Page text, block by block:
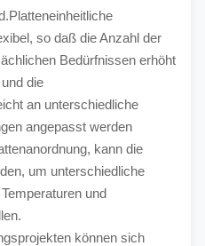
so daß die Anzahl der
Bedürfnissen erhöht
die
an unterschiedliche
angepasst werden
kann die
um unterschiedliche
und
können sich